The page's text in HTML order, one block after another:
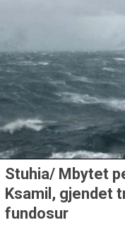
Stuhia/ Mbytet
Ksamil, gjendet
fundosur